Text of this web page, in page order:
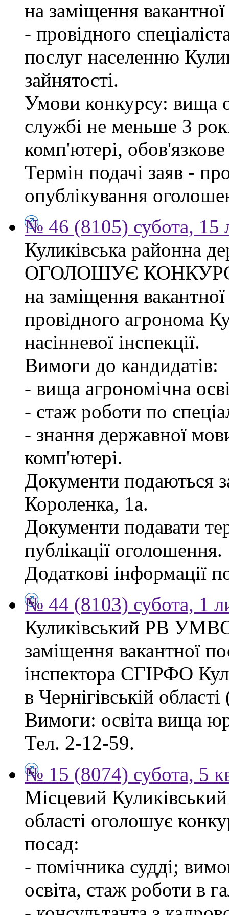
на заміщення
- провідного
послуг населенню
зайнятості.
Умови конкурсу: вища
службі не меньше 3
комп'ютері,
Термін подачі заяв -
опублікування
№ 46 (8105) субота, 15
Куликівська районна
ОГОЛОШУЄ
на заміщення
провідного агронома
насінневої інспекції.
Вимоги до кандидатів:
- вища агрономічна
- стаж роботи по
- знання державної
комп'ютері.
Документи подаються
Короленка, 1а.
Документи подавати
публікації оголошення.
Додаткові інформації
№ 44 (8103) субота, 1
Куликівський РВ
заміщення вакантної
інспектора СГІРФО
в Чернігівській
Вимоги: освіта вища
Тел. 2-12-59.
№ 15 (8074) субота, 5
Місцевий
області оголошує
посад:
- помічника судді;
освіта, стаж роботи в